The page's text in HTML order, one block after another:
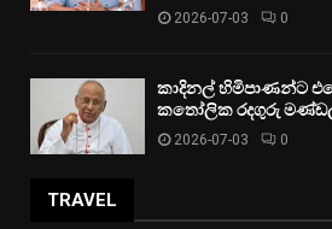
2026-07-03 0
කාදිනල් හිමිපාණන්ට
කතෝලික රදගුරු
2026-07-03 0
TRAVEL